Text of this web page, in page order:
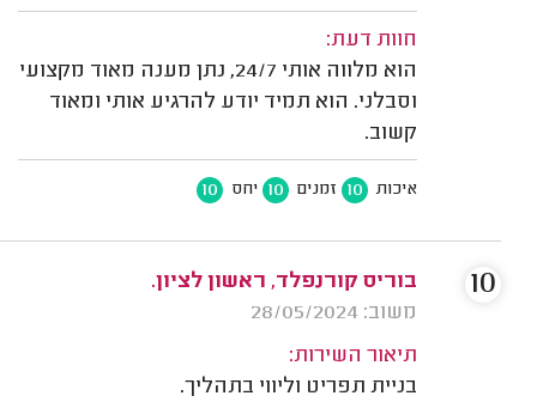
חוות דעת:
הוא מלווה אותי 24/7, נתן מענה מאוד מקצועי
וסבלני. הוא תמיד יודע להרגיע אותי ומאוד
קשוב.
איכות 10 זמנים 10 יחס 10
בוריס קורנפלד, ראשון לציון.
משוב: 28/05/2024
תיאור השירות:
בניית תפריט וליווי בתהליך.
10